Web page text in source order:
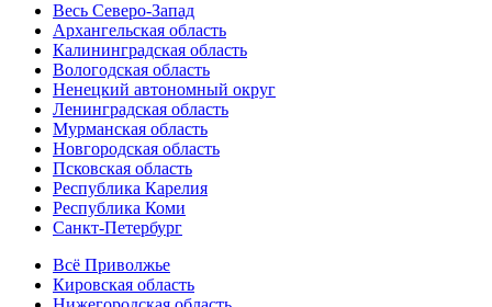
Весь Северо-Запад
Архангельская область
Калининградская область
Вологодская область
Ненецкий автономный округ
Ленинградская область
Мурманская область
Новгородская область
Псковская область
Республика Карелия
Республика Коми
Санкт-Петербург
Всё Приволжье
Кировская область